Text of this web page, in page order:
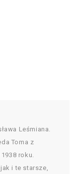
Leśmiana.
Toma z
roku.
i te starsze,